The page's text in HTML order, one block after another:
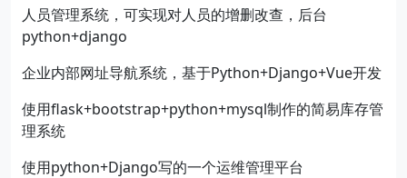
人员管理系统，可实现对人员的增删改查，后台
python+django
企业内部网址导航系统，基于Python+Django+Vue开发
使用flask+bootstrap+python+mysql制作的简易库存管
理系统
使用python+Django写的一个运维管理平台